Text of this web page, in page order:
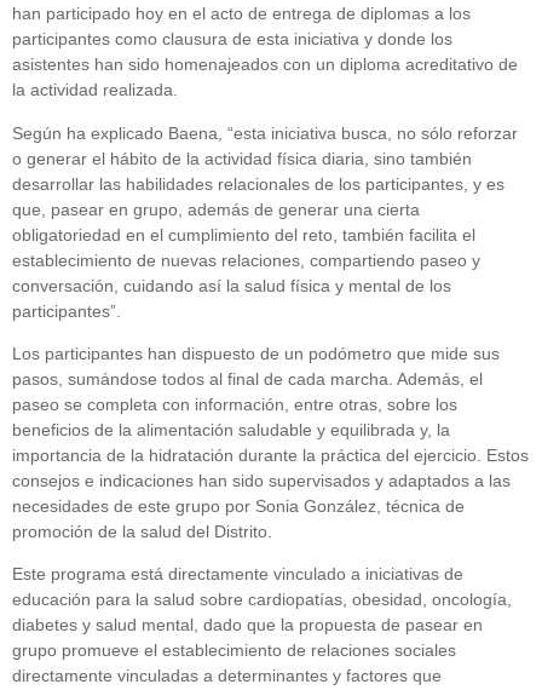
han participado hoy en el acto de entrega de diplomas a los
participantes como clausura de esta iniciativa y donde los
asistentes han sido homenajeados con un diploma acreditativo de
la actividad realizada.
Según ha explicado Baena, “esta iniciativa busca, no sólo reforzar
o generar el hábito de la actividad física diaria, sino también
desarrollar las habilidades relacionales de los participantes, y es
que, pasear en grupo, además de generar una cierta
obligatoriedad en el cumplimiento del reto, también facilita el
establecimiento de nuevas relaciones, compartiendo paseo y
conversación, cuidando así la salud física y mental de los
participantes”.
Los participantes han dispuesto de un podómetro que mide sus
pasos, sumándose todos al final de cada marcha. Además, el
paseo se completa con información, entre otras, sobre los
beneficios de la alimentación saludable y equilibrada y, la
importancia de la hidratación durante la práctica del ejercicio. Estos
consejos e indicaciones han sido supervisados y adaptados a las
necesidades de este grupo por Sonia González, técnica de
promoción de la salud del Distrito.
Este programa está directamente vinculado a iniciativas de
educación para la salud sobre cardiopatías, obesidad, oncología,
diabetes y salud mental, dado que la propuesta de pasear en
grupo promueve el establecimiento de relaciones sociales
directamente vinculadas a determinantes y factores que